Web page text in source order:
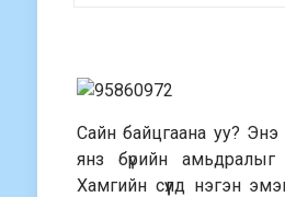
Сайн байцгаана уу? Энэ
янз бүрийн
Хамгийн сүүлд нэгэн